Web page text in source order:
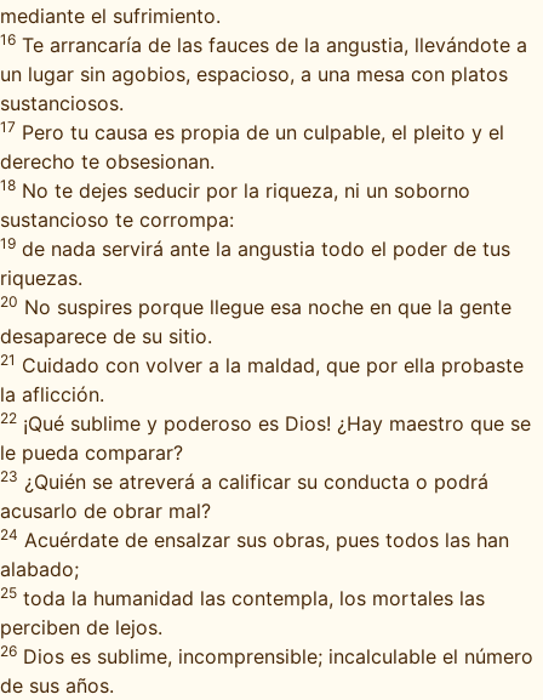
mediante el sufrimiento.
16 Te arrancaría de las fauces de la angustia, llevándote a
un lugar sin agobios, espacioso, a una mesa con platos
sustanciosos.
17 Pero tu causa es propia de un culpable, el pleito y el
derecho te obsesionan.
18 No te dejes seducir por la riqueza, ni un soborno
sustancioso te corrompa:
19 de nada servirá ante la angustia todo el poder de tus
riquezas.
20 No suspires porque llegue esa noche en que la gente
desaparece de su sitio.
21 Cuidado con volver a la maldad, que por ella probaste
la aflicción.
22 ¡Qué sublime y poderoso es Dios! ¿Hay maestro que se
le pueda comparar?
23 ¿Quién se atreverá a calificar su conducta o podrá
acusarlo de obrar mal?
24 Acuérdate de ensalzar sus obras, pues todos las han
alabado;
25 toda la humanidad las contempla, los mortales las
perciben de lejos.
26 Dios es sublime, incomprensible; incalculable el número
de sus años.